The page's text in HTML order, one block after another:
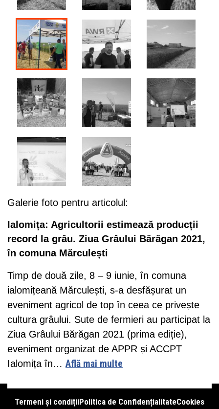
Galerie foto pentru articolul:
Ialomița: Agricultorii estimează producții
record la grâu. Ziua Grâului Bărăgan 2021,
în comuna Mărculești
Timp de două zile, 8 – 9 iunie, în comuna
ialomițeană Mărculești, s-a desfășurat un
eveniment agricol de top în ceea ce privește
cultura grâului. Sute de fermieri au participat la
Ziua Grâului Bărăgan 2021 (prima ediție),
eveniment organizat de APPR și ACCPT
Ialomița în… Află mai multe
Termeni și condițiiPolitica de ConfidențialitateCookies